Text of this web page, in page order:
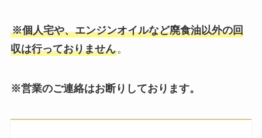
※個人宅や、エンジンオイルなど廃食油以外の回
収は行っておりません。
※営業のご連絡はお断りしております。